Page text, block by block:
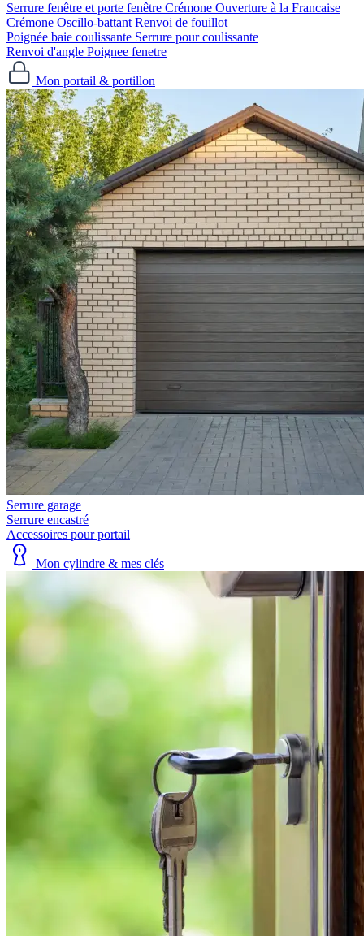
Serrure fenêtre et porte fenêtre
Crémone Ouverture à la Francaise
Crémone Oscillo-battant Renvoi de fouillot
Poignée baie coulissante Serrure pour coulissante
Renvoi d'angle Poignee fenetre
Mon portail & portillon
Serrure garage
Serrure encastré
Accessoires pour portail
Mon cylindre & mes clés